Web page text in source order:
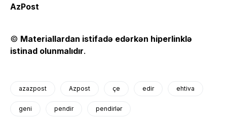
AzPost
© Materiallardan istifadə edərkən hiperlinklə
istinad olunmalıdır.
azazpost Azpost çe edir ehtiva
geni pendir pendirlər